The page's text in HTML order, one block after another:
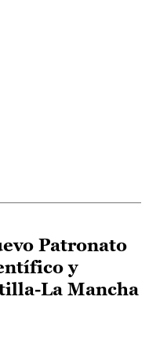
Patronato
y
La Mancha